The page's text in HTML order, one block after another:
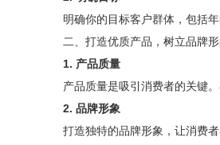
明确你的目标客户群体，包括
二、打造优质产品，树立品牌形
1. 产品质量
产品质量是吸引消费者的关键
2. 品牌形象
打造独特的品牌形象，让消费